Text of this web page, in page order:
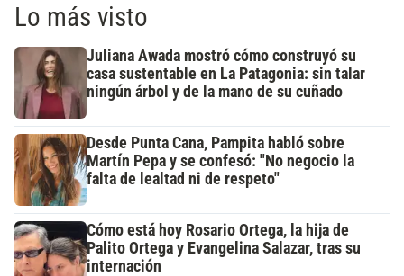
Lo más visto
Juliana Awada mostró cómo construyó su
casa sustentable en La Patagonia: sin talar
ningún árbol y de la mano de su cuñado
Desde Punta Cana, Pampita habló sobre
Martín Pepa y se confesó: "No negocio la
falta de lealtad ni de respeto"
Cómo está hoy Rosario Ortega, la hija de
Palito Ortega y Evangelina Salazar, tras su
internación